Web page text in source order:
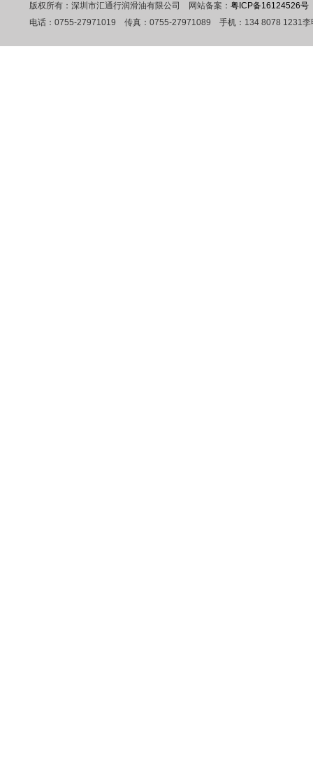
版权所有：深圳市汇通行润滑油有限公司 网站备案： 粤ICP备16124526号
电话：0755-27971019 传真：0755-27971089 手机：134 8078 1231李